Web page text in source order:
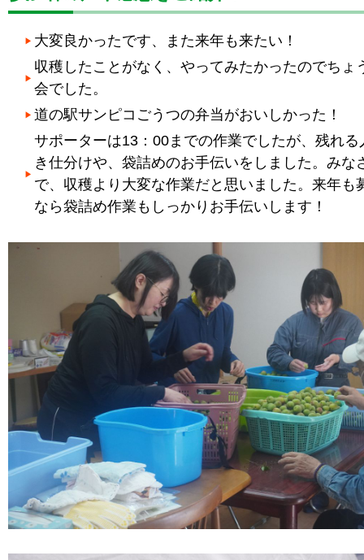
大変良かったです、また来年も来たい！
収穫したことがなく、やってみたかったのでちょ
会でした。
道の駅サンピコごうつの弁当がおいしかった！
サポーターは13：00までの作業でしたが、残れる
き仕分けや、袋詰めのお手伝いをしました。みな
で、収穫より大変な作業だと思いました。来年も
なら袋詰め作業もしっかりお手伝いします！